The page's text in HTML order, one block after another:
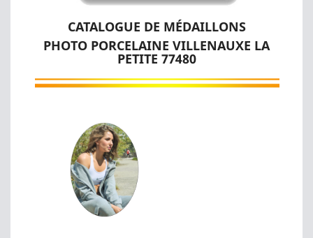
CATALOGUE DE MÉDAILLONS
PHOTO PORCELAINE VILLENAUXE LA
PETITE 77480